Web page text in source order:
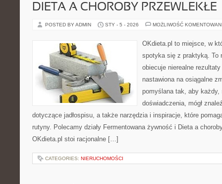
DIETA A CHOROBY PRZEWLEKŁE
POSTED BY ADMIN STY - 5 - 2026 MOŻLIWOŚĆ
OKdieta.pl to miejsce, w
spotyka się z praktyką. To
obiecuje nierealne
nastawiona na osiągalne
pomyślana tak, aby każdy,
doświadczenia, mógł
dotyczące jadłospisu, a także narzędzia i inspiracje, które
rutyny. Polecamy działy Fermentowana żywność i Dieta a
OKdieta.pl stoi racjonalne […]
CATEGORIES: NIERUCHOMOŚCI